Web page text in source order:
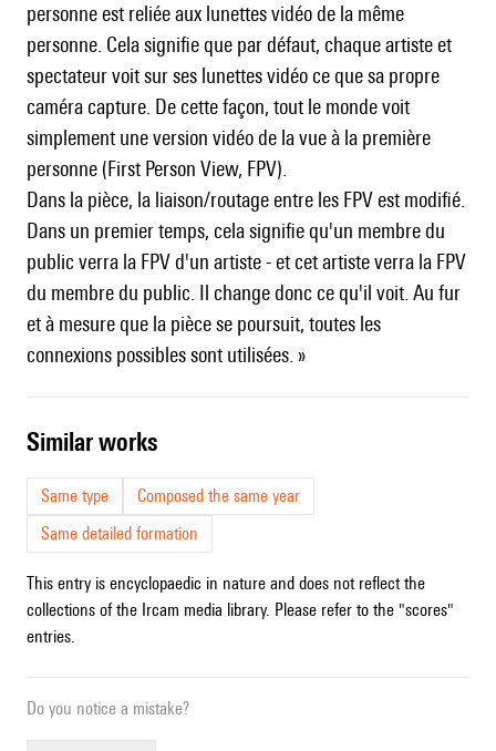
personne est reliée aux lunettes vidéo de la même
personne. Cela signifie que par défaut, chaque artiste et
spectateur voit sur ses lunettes vidéo ce que sa propre
caméra capture. De cette façon, tout le monde voit
simplement une version vidéo de la vue à la première
personne (First Person View, FPV).
Dans la pièce, la liaison/routage entre les FPV est modifié.
Dans un premier temps, cela signifie qu'un membre du
public verra la FPV d'un artiste - et cet artiste verra la FPV
du membre du public. Il change donc ce qu'il voit. Au fur
et à mesure que la pièce se poursuit, toutes les
connexions possibles sont utilisées. »
similar works
Same type
Composed the same year
Same detailed formation
This entry is encyclopaedic in nature and does not reflect the
collections of the Ircam media library. Please refer to the "scores"
entries.
Do you notice a mistake?